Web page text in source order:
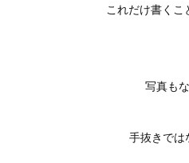
これだけ書くこ
写真も
手抜きでは